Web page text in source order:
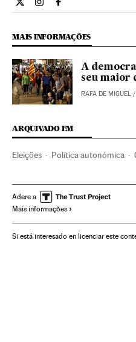
Internacional El País Brasil
Internacional El País
Internacional El
MAIS INFORMAÇÕES
A
seu maior
RAFA DE MIGUEL /
ARQUIVADO EM
Eleições Política autonómica
Administração pública Urnas
Referendo sobre a Independência
Independentismo
Adere a
Mais informações
Si está interesado en licenciar este